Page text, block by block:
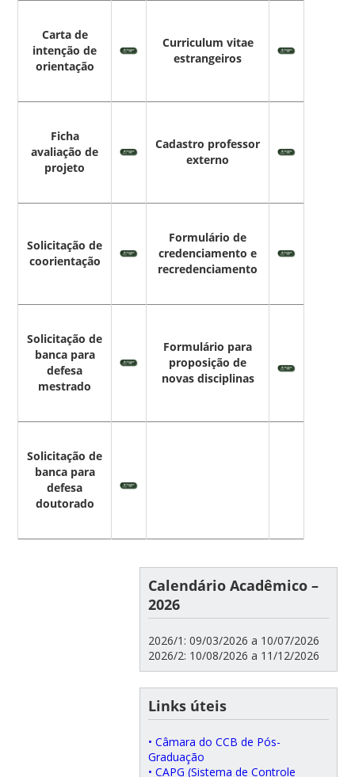
Carta de
intenção de
orientação
Curriculum vitae
estrangeiros
Ficha
avaliação de
projeto
Cadastro professor
externo
Solicitação de
coorientação
Formulário de
credenciamento e
recredenciamento
Solicitação de
banca para
defesa
mestrado
Formulário para
proposição de
novas disciplinas
Solicitação de
banca para
defesa
doutorado
Calendário Acadêmico –
2026
2026/1: 09/03/2026 a 10/07/2026
2026/2: 10/08/2026 a 11/12/2026
Links úteis
• Câmara do CCB de Pós-
Graduação
• CAPG (Sistema de Controle